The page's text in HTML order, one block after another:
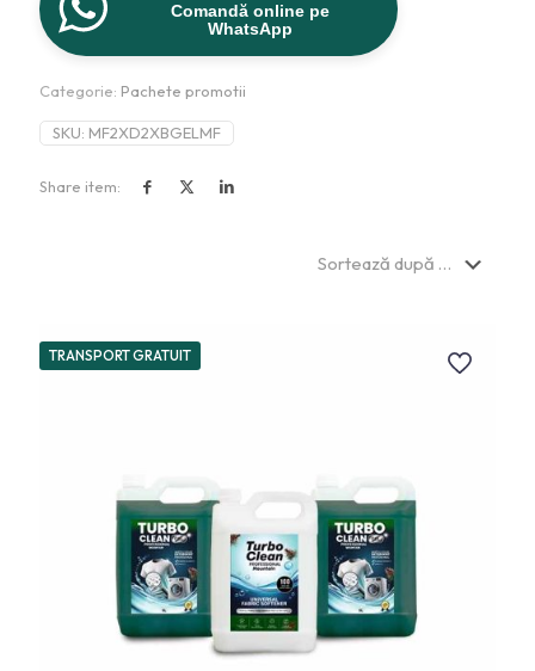
Comandă online pe
WhatsApp
Categorie: Pachete promotii
SKU: MF2XD2XBGELMF
Share item:
TRANSPORT GRATUIT